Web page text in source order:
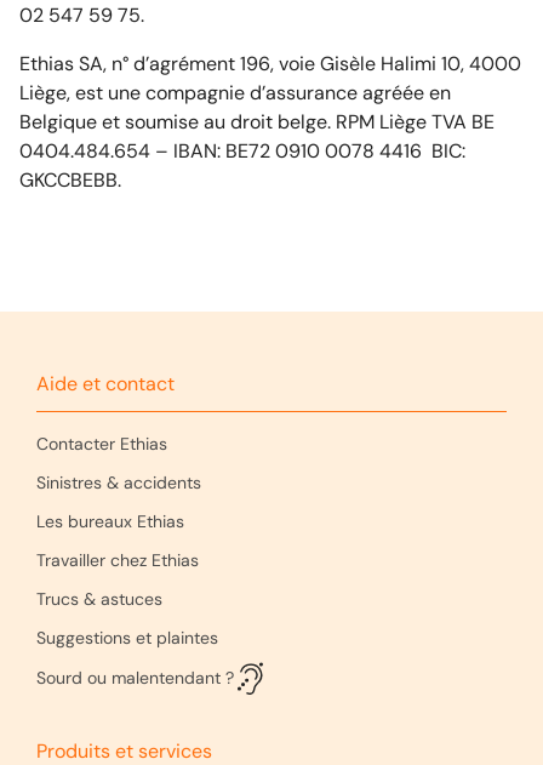
02 547 59 75.
Ethias SA, n° d’agrément 196, voie Gisèle Halimi 10, 4000
Liège, est une compagnie d’assurance agréée en
Belgique et soumise au droit belge. RPM Liège TVA BE
0404.484.654 – IBAN: BE72 0910 0078 4416 BIC:
GKCCBEBB.
Aide et contact
Contacter Ethias
Sinistres & accidents
Les bureaux Ethias
Travailler chez Ethias
Trucs & astuces
Suggestions et plaintes
Sourd ou malentendant ?
Produits et services